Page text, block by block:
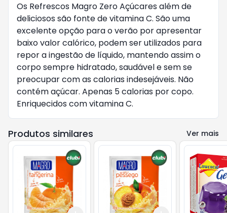
Os Refrescos Magro Zero Açúcares além de
deliciosos são fonte de vitamina C. São uma
excelente opção para o verão por apresentar
baixo valor calórico, podem ser utilizados para
repor a ingestão de líquido, mantendo assim o
corpo sempre hidratado, saudável e sem se
preocupar com as calorias indesejáveis. Não
contém açúcar. Apenas 5 calorias por copo.
Enriquecidos com vitamina C.
Produtos similares Ver mais